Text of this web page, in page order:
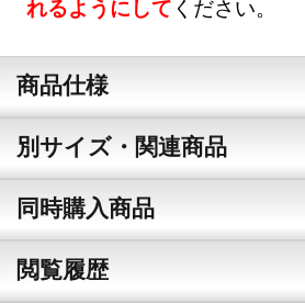
れるようにして ください。
商品仕様
別サイズ・関連商品
同時購入商品
閲覧履歴